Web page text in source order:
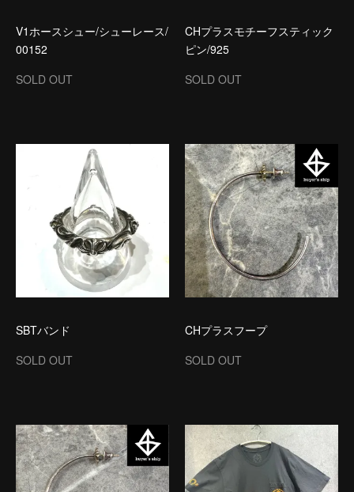
V1ホースシュー/シューレース/
00152
SOLD OUT
CHプラスモチーフスティック
ピン/925
SOLD OUT
SBTバンド
SOLD OUT
CHプラスフープ
SOLD OUT